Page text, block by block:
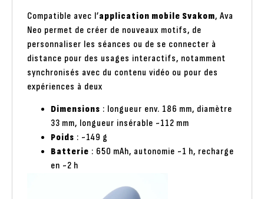
Compatible avec l’application mobile Svakom, Ava
Neo permet de créer de nouveaux motifs, de
personnaliser les séances ou de se connecter à
distance pour des usages interactifs, notamment
synchronisés avec du contenu vidéo ou pour des
expériences à deux
Dimensions : longueur env. 186 mm, diamètre
33 mm, longueur insérable ~112 mm
Poids : ~149 g
Batterie : 650 mAh, autonomie ~1 h, recharge
en ~2 h